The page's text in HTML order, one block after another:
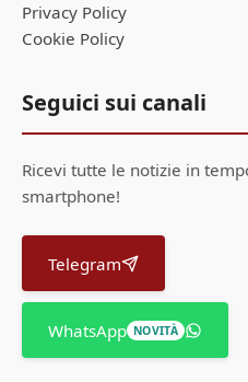
Privacy Policy
Cookie Policy
Seguici sui canali
Ricevi tutte le notizie in
smartphone!
Telegram
WhatsApp NOVITÀ